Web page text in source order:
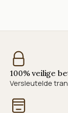
100% veilige
Versleutelde